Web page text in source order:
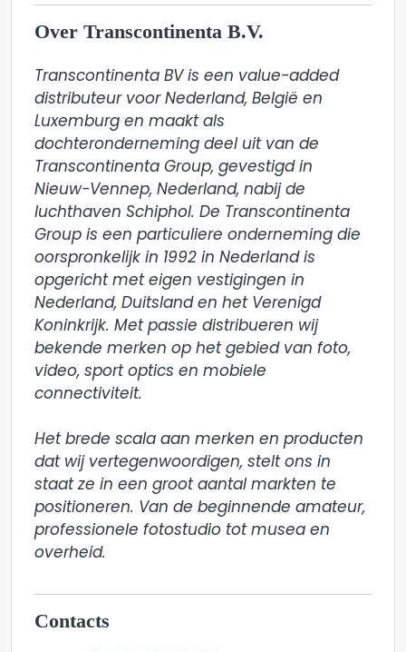
Over Transcontinenta B.V.
Transcontinenta BV is een value-added
distributeur voor Nederland, België en
Luxemburg en maakt als
dochteronderneming deel uit van de
Transcontinenta Group, gevestigd in
Nieuw-Vennep, Nederland, nabij de
luchthaven Schiphol. De Transcontinenta
Group is een particuliere onderneming die
oorspronkelijk in 1992 in Nederland is
opgericht met eigen vestigingen in
Nederland, Duitsland en het Verenigd
Koninkrijk. Met passie distribueren wij
bekende merken op het gebied van foto,
video, sport optics en mobiele
connectiviteit.
Het brede scala aan merken en producten
dat wij vertegenwoordigen, stelt ons in
staat ze in een groot aantal markten te
positioneren. Van de beginnende amateur,
professionele fotostudio tot musea en
overheid.
Contacts